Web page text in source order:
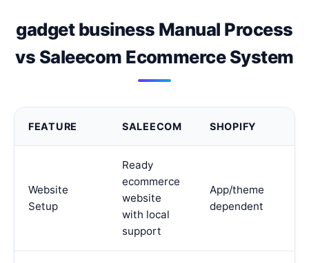
gadget business Manual Process
vs Saleecom Ecommerce System
FEATURE SALEECOM SHOPIFY
Website
Setup
Ready
ecommerce
website
with local
support
App/theme
dependent